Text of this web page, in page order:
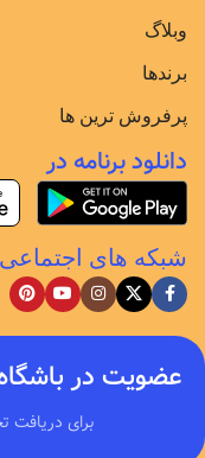
وبلاگ
برندها
پرفروش ترین ها
دانلود برنامه در
شبکه های اجتماعی
عضویت در
برای دریافت